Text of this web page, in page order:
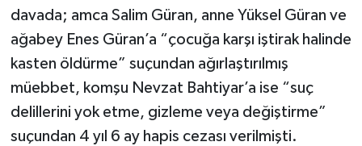
davada; amca Salim Güran, anne Yüksel Güran ve
ağabey Enes Güran’a “çocuğa karşı iştirak halinde
kasten öldürme” suçundan ağırlaştırılmış
müebbet, komşu Nevzat Bahtiyar’a ise “suç
delillerini yok etme, gizleme veya değiştirme”
suçundan 4 yıl 6 ay hapis cezası verilmişti.